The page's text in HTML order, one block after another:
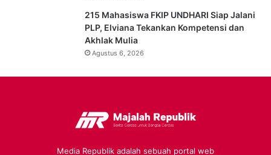
215 Mahasiswa FKIP UNDHARI Siap Jalani
PLP, Elviana Tekankan Kompetensi dan
Akhlak Mulia
Agustus 6, 2026
Media Republik adalah sebuah portal web